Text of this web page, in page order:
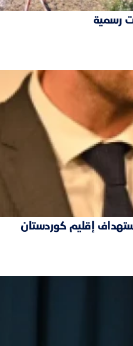
رسمية
إقليم كوردستان